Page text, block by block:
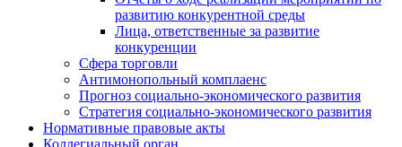
развитию конкурентной среды
Лица, ответственные за развитие
конкуренции
Сфера торговли
Антимонопольный комплаенс
Прогноз социально-экономического развития
Стратегия социально-экономического развития
Нормативные правовые акты